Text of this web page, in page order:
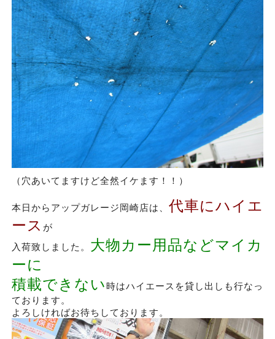
（穴あいてますけど全然イケます！！）
本日からアップガレージ岡崎店は、 代車にハイエ
ース が
入荷致しました。 大物カー用品などマイカ
ーに
積載できない時はハイエースを貸し出しも行なっ
ております。
よろしければお待ちしております。